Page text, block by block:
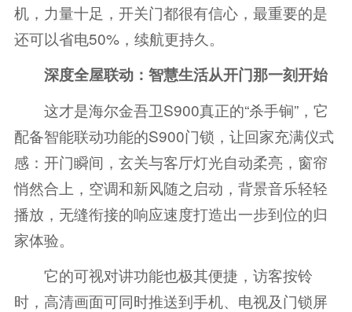
机，力量十足，开关门都很有信心，最重要的是
还可以省电50%，续航更持久。
深度全屋联动：智慧生活从开门那一刻开始
这才是海尔金吾卫S900真正的“杀手锏”，它
配备智能联动功能的S900门锁，让回家充满仪式
感：开门瞬间，玄关与客厅灯光自动柔亮，窗帘
悄然合上，空调和新风随之启动，背景音乐轻轻
播放，无缝衔接的响应速度打造出一步到位的归
家体验。
它的可视对讲功能也极其便捷，访客按铃
时，高清画面可同时推送到手机、电视及门锁屏